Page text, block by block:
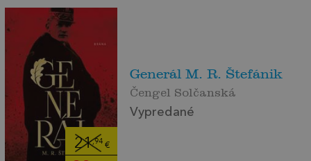
21,94€
Generál M. R. Štefánik
Čengel Solčanská
Vypredané